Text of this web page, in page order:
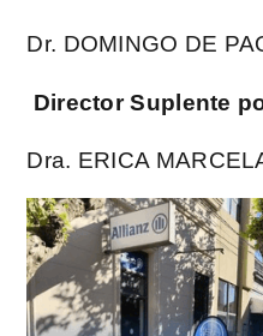
Dr. DOMINGO DE
Director Suplente
Dra. ERICA